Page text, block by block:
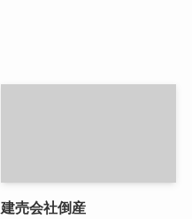
建売会社倒産